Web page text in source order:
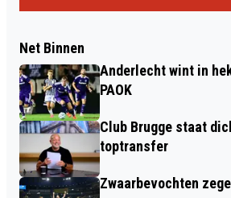
Net Binnen
Anderlecht wint in
PAOK
Club Brugge staat
toptransfer
Zwaarbevochten